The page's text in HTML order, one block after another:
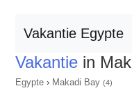
Vakantie Egypte
Vakantie in
Egypte › Makadi Bay (4)